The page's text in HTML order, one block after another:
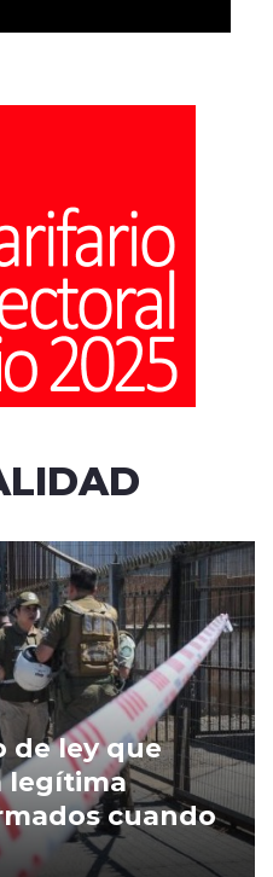
de ley que
legítima
cuando